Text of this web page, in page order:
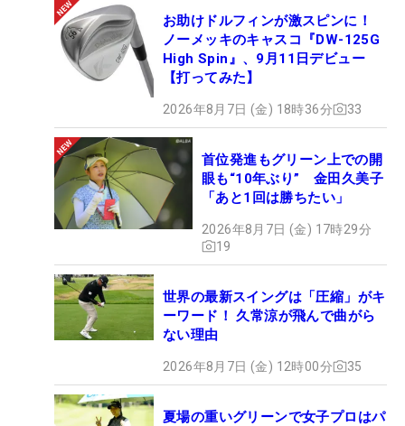
お助けドルフィンが激スピンに！
ノーメッキのキャスコ『DW-125G
High Spin』、9月11日デビュー
【打ってみた】
2026年8月7日 (金) 18時36分 33
首位発進もグリーン上での開
眼も“10年ぶり” 金田久美子
「あと1回は勝ちたい」
2026年8月7日 (金) 17時29分
19
世界の最新スイングは「圧縮」がキ
ーワード！ 久常涼が飛んで曲がら
ない理由
2026年8月7日 (金) 12時00分 35
夏場の重いグリーンで女子プロはパ